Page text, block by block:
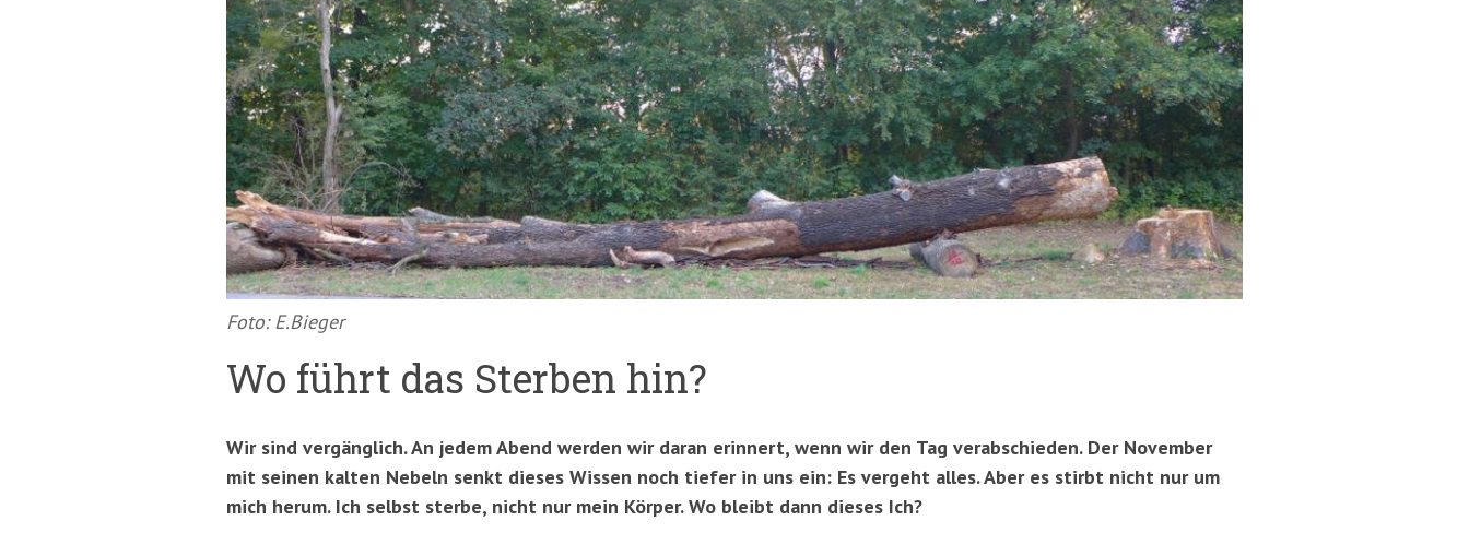
Foto: E.Bieger
Wo führt das Sterben hin?
Wir sind vergänglich. An jedem Abend werden wir daran erinnert, wenn wir den Tag verabschieden. Der November
mit seinen kalten Nebeln senkt dieses Wissen noch tiefer in uns ein: Es vergeht alles. Aber es stirbt nicht nur um
mich herum. Ich selbst sterbe, nicht nur mein Körper. Wo bleibt dann dieses Ich?